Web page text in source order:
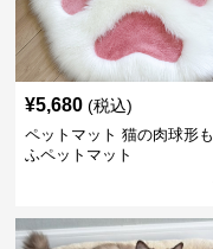
¥5,680 (税込)
ペットマット 猫の肉球形
ふペットマット